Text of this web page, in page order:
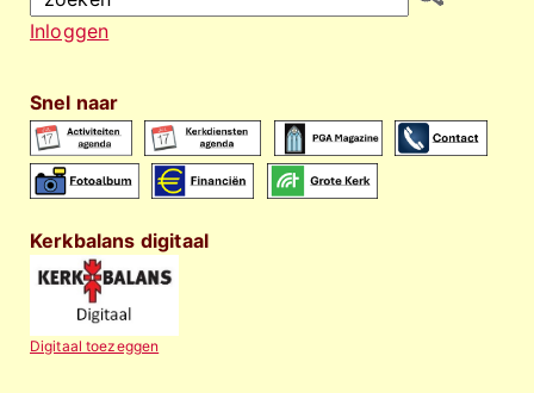
Inloggen
Snel naar
Kerkbalans digitaal
Digitaal toezeggen